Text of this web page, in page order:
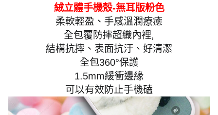
絨立體手機殼-無耳版粉色
柔軟輕盈、手感溫潤療癒
全包覆防摔超織內裡,
結構抗摔、表面抗汙、好清潔
全包360°保護
1.5mm緩衝邊緣
可以有效防止手機磕